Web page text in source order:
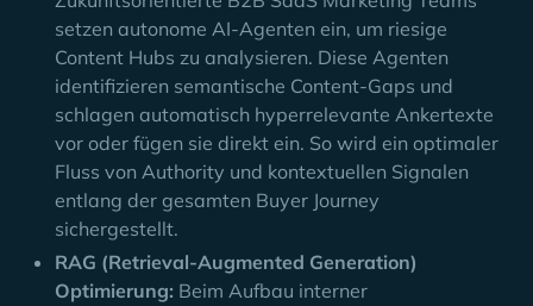
setzen autonome AI-Agenten ein, um riesige
Content Hubs zu analysieren. Diese Agenten
identifizieren semantische Content-Gaps und
schlagen automatisch hyperrelevante Ankertexte
vor oder fügen sie direkt ein. So wird ein optimaler
Fluss von Authority und kontextuellen Signalen
entlang der gesamten Buyer Journey
sichergestellt.
RAG (Retrieval-Augmented Generation)
Optimierung: Beim Aufbau interner